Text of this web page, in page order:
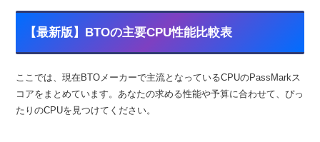
【最新版】BTOの主要CPU性能比較表
ここでは、現在BTOメーカーで主流となっているCPUのPassMarkス
コアをまとめています。あなたの求める性能や予算に合わせて、ぴっ
たりのCPUを見つけてください。